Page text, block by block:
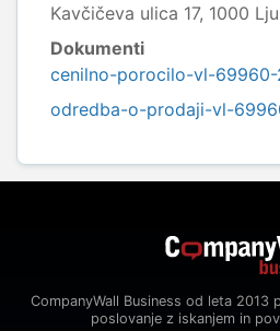
Kavčičeva ulica 17, 1000
Dokumenti
cenilno-porocilo-vl-
odredba-o-prodaji-vl-
CompanyWall Business od leta 2013
poslovanje z iskanjem in